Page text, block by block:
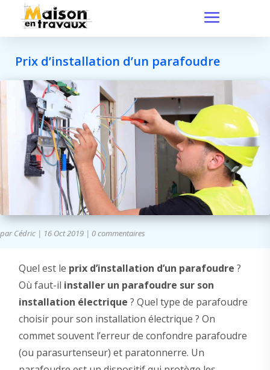
Prix d’installation d’un parafoudre
parCédric | 16 Oct 2019 | 0 commentaires
Quel est le prix d’installation d’un parafoudre ?
Où faut-il installer un parafoudre sur son
installation électrique ? Quel type de parafoudre
choisir pour son installation électrique ? On
commet souvent l’erreur de confondre parafoudre
(ou parasurtenseur) et paratonnerre. Un